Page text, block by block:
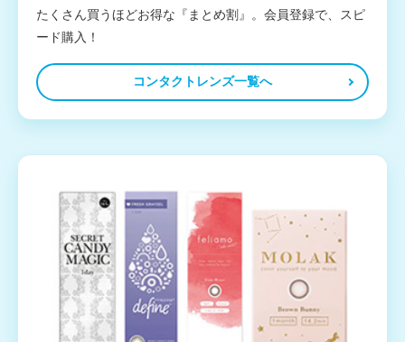
たくさん買うほどお得な『まとめ割』。会員登録で、スピ
ード購入！
コンタクトレンズ一覧へ